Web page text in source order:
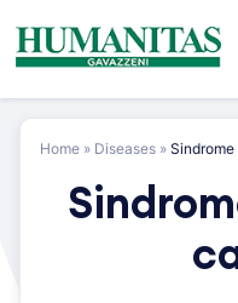
content
Home » Diseases »